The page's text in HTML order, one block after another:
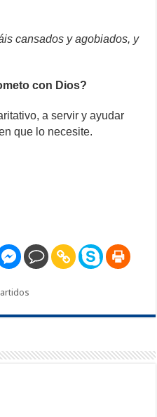
cansados y agobiados, y
con Dios?
a servir y ayudar
que lo necesite.